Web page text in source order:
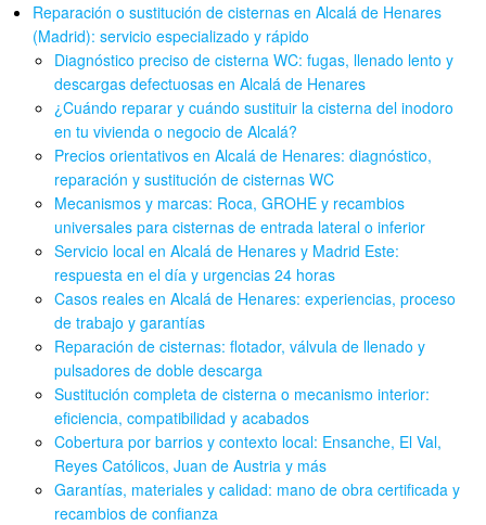
Reparación o sustitución de cisternas en Alcalá de Henares
(Madrid): servicio especializado y rápido
Diagnóstico preciso de cisterna WC: fugas, llenado lento y
descargas defectuosas en Alcalá de Henares
¿Cuándo reparar y cuándo sustituir la cisterna del inodoro
en tu vivienda o negocio de Alcalá?
Precios orientativos en Alcalá de Henares: diagnóstico,
reparación y sustitución de cisternas WC
Mecanismos y marcas: Roca, GROHE y recambios
universales para cisternas de entrada lateral o inferior
Servicio local en Alcalá de Henares y Madrid Este:
respuesta en el día y urgencias 24 horas
Casos reales en Alcalá de Henares: experiencias, proceso
de trabajo y garantías
Reparación de cisternas: flotador, válvula de llenado y
pulsadores de doble descarga
Sustitución completa de cisterna o mecanismo interior:
eficiencia, compatibilidad y acabados
Cobertura por barrios y contexto local: Ensanche, El Val,
Reyes Católicos, Juan de Austria y más
Garantías, materiales y calidad: mano de obra certificada y
recambios de confianza